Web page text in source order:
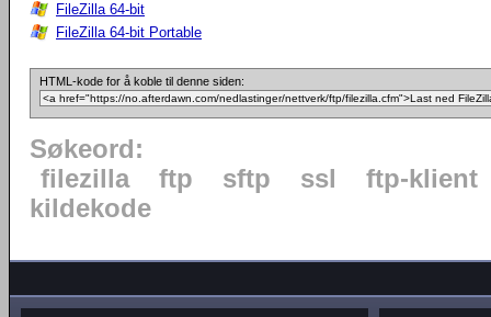
FileZilla 64-bit
FileZilla 64-bit Portable
HTML-kode for å koble til denne siden:
Søkeord:
filezilla
ftp sftp ssl
ftp-klient
kildekode